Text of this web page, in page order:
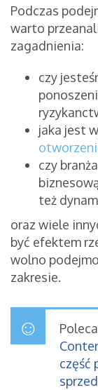
Podczas
warto
zagadnienia:
czy
jaka jest
czy
też
oraz wiele
być efektem
wolno
zakresie.
część